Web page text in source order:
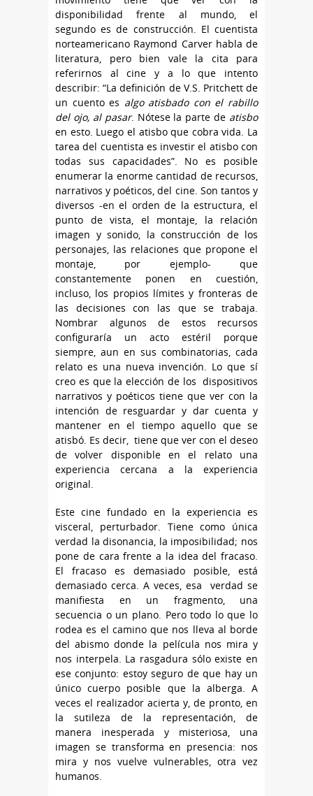
disponibilidad frente al mundo, el
segundo es de construcción. El cuentista
norteamericano Raymond Carver habla de
literatura, pero bien vale la cita para
referirnos al cine y a lo que intento
describir: “La definición de V.S. Pritchett de
un cuento es algo atisbado con el rabillo
del ojo, al pasar. Nótese la parte de atisbo
en esto. Luego el atisbo que cobra vida. La
tarea del cuentista es investir el atisbo con
todas sus capacidades”. No es posible
enumerar la enorme cantidad de recursos,
narrativos y poéticos, del cine. Son tantos y
diversos -en el orden de la estructura, el
punto de vista, el montaje, la relación
imagen y sonido, la construcción de los
personajes, las relaciones que propone el
montaje, por ejemplo- que
constantemente ponen en cuestión,
incluso, los propios límites y fronteras de
las decisiones con las que se trabaja.
Nombrar algunos de estos recursos
configuraría un acto estéril porque
siempre, aun en sus combinatorias, cada
relato es una nueva invención. Lo que sí
creo es que la elección de los dispositivos
narrativos y poéticos tiene que ver con la
intención de resguardar y dar cuenta y
mantener en el tiempo aquello que se
atisbó. Es decir, tiene que ver con el deseo
de volver disponible en el relato una
experiencia cercana a la experiencia
original.
Este cine fundado en la experiencia es
visceral, perturbador. Tiene como única
verdad la disonancia, la imposibilidad; nos
pone de cara frente a la idea del fracaso.
El fracaso es demasiado posible, está
demasiado cerca. A veces, esa verdad se
manifiesta en un fragmento, una
secuencia o un plano. Pero todo lo que lo
rodea es el camino que nos lleva al borde
del abismo donde la película nos mira y
nos interpela. La rasgadura sólo existe en
ese conjunto: estoy seguro de que hay un
único cuerpo posible que la alberga. A
veces el realizador acierta y, de pronto, en
la sutileza de la representación, de
manera inesperada y misteriosa, una
imagen se transforma en presencia: nos
mira y nos vuelve vulnerables, otra vez
humanos.